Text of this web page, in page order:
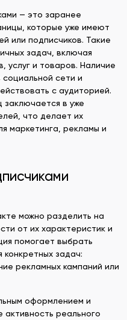
— это заранее
которые уже имеют
или подписчиков. Такие
задач, включая
услуг и товаров. Наличие
социальной сети и
с аудиторией.
заключается в уже
что делает их
маркетинга, рекламы и
можно разделить на
от их характеристик и
помогает выбрать
конкретных задач:
рекламных кампаний или
оформлением и
реального